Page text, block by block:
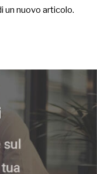
un nuovo articolo.